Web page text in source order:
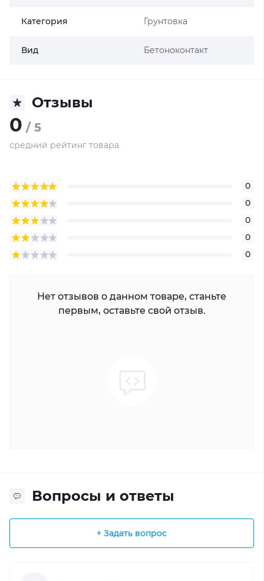
Категория Грунтовка
Вид Бетоноконтакт
Отзывы
0 / 5
средний рейтинг товара
0
0
0
0
0
Нет отзывов о данном товаре, станьте
первым, оставьте свой отзыв.
Вопросы и ответы
+ Задать вопрос